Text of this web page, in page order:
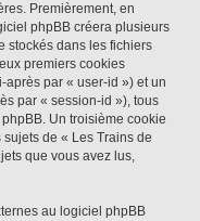
Premièrement, en
phpBB créera plusieurs
stockés dans les fichiers
premiers cookies
par « user-id ») et un
par « session-id »), tous
Un troisième cookie
de « Les Trains de
que vous avez lus,
au logiciel phpBB